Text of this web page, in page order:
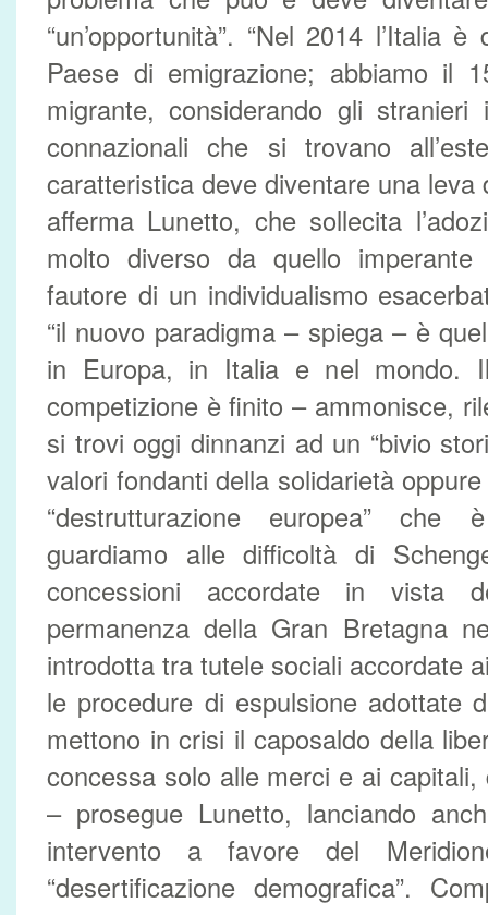
“un’opportunità”. “Nel 2014 l’Italia
Paese di emigrazione; abbiamo il
migrante, considerando gli
connazionali che si trovano
caratteristica deve diventare una
afferma Lunetto, che sollecita
molto diverso da quello
fautore di un individualismo
“il nuovo paradigma – spiega – è
in Europa, in Italia e nel mondo.
competizione è finito – ammonisce,
si trovi oggi dinnanzi ad un “bivio
valori fondanti della solidarietà
“destrutturazione europea”
guardiamo alle difficoltà di
concessioni accordate in vista
permanenza della Gran Bretagna
introdotta tra tutele sociali accordate
le procedure di espulsione adottate
mettono in crisi il caposaldo della
concessa solo alle merci e ai
– prosegue Lunetto, lanciando
intervento a favore del
“desertificazione demografica”.